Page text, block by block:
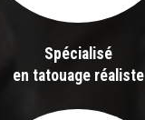
Spécialisé
en tatouage réaliste